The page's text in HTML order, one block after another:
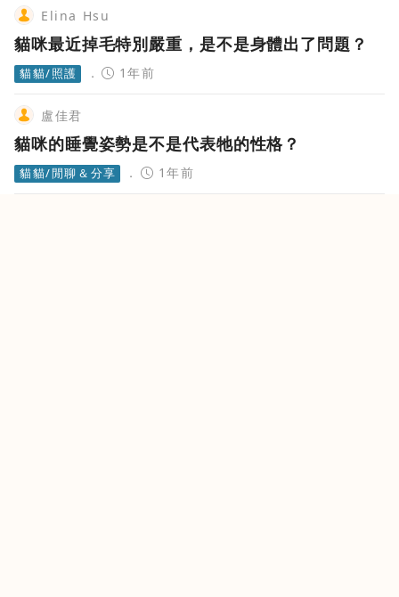
Elina Hsu
貓咪最近掉毛特別嚴重，是不是身體出了問題？
貓貓/照護 1年前
盧佳君
貓咪的睡覺姿勢是不是代表牠的性格？
貓貓/閒聊＆分享 1年前